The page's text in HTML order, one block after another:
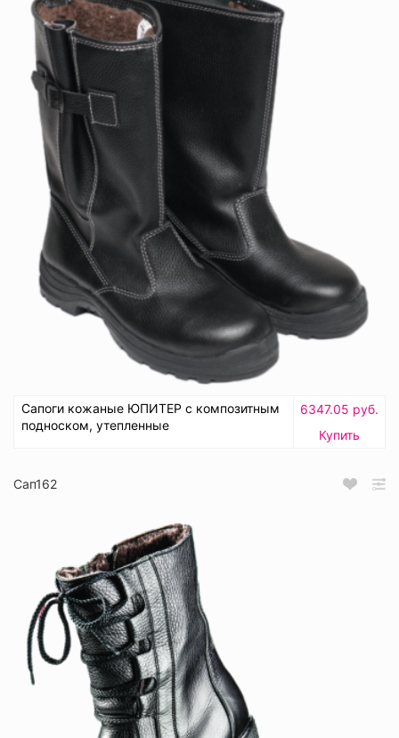
Сапоги кожаные ЮПИТЕР с композитным
подноском, утепленные
6347.05 руб.
Купить
Сап162